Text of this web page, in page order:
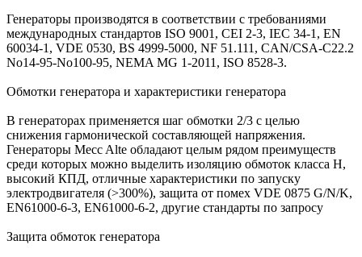
Генераторы производятся в соответствии с требованиями
международных стандартов ISO 9001, CEI 2-3, IEC 34-1, EN
60034-1, VDE 0530, BS 4999-5000, NF 51.111, CAN/CSA-C22.2
No14-95-No100-95, NEMA MG 1-2011, ISO 8528-3.
Обмотки генератора и характеристики генератора
В генераторах применяется шаг обмотки 2/3 с целью
снижения гармонической составляющей напряжения.
Генераторы Mecc Alte обладают целым рядом преимуществ
среди которых можно выделить изоляцию обмоток класса Н,
высокий КПД, отличные характеристики по запуску
электродвигателя (>300%), защита от помех VDE 0875 G/N/K,
EN61000-6-3, EN61000-6-2, другие стандарты по запросу
Защита обмоток генератора